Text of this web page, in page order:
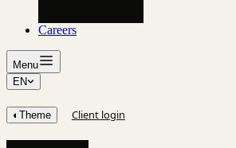
Careers
Menu
EN
◐ Theme Client login